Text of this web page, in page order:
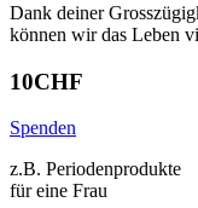
Dank deiner
können wir das Leben
10CHF
Spenden
z.B. Periodenprodukte
für eine Frau